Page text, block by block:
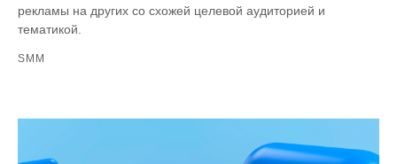
рекламы на других со схожей целевой аудиторией и
тематикой.
SMM